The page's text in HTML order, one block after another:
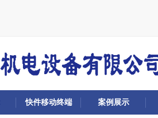
快件移动终端 案例展示